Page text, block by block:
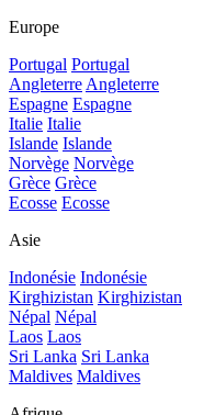
Europe
Portugal Portugal
Angleterre Angleterre
Espagne Espagne
Italie Italie
Islande Islande
Norvège Norvège
Grèce Grèce
Ecosse Ecosse
Asie
Indonésie Indonésie
Kirghizistan Kirghizistan
Népal Népal
Laos Laos
Sri Lanka Sri Lanka
Maldives Maldives